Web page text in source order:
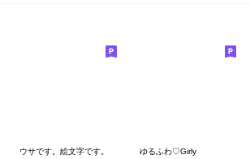
ウサです。絵文字です。 ゆるふわ♡Girly